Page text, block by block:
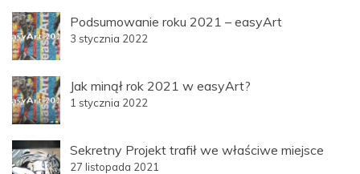
Podsumowanie roku 2021 – easyArt
3 stycznia 2022
Jak minął rok 2021 w easyArt?
1 stycznia 2022
Sekretny Projekt trafił we właściwe miejsce
27 listopada 2021